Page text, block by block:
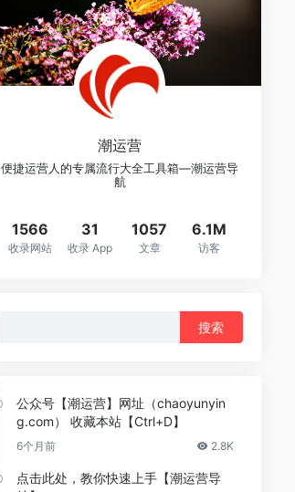
潮运营
便捷运营人的专属流行大全工具箱—潮运营导
航
1566
收录网站
31
收录 App
1057
文章
6.1M
访客
公众号【潮运营】网址（chaoyunyin
g.com） 收藏本站【Ctrl+D】
6个月前 2.8K
点击此处，教你快速上手【潮运营导